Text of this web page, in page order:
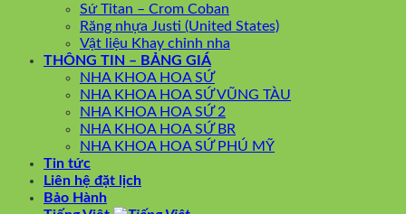
Sứ Titan – Crom Coban
Răng nhựa Justi (United States)
Vật liệu Khay chỉnh nha
THÔNG TIN – BẢNG GIÁ
NHA KHOA HOA SỨ
NHA KHOA HOA SỨ VŨNG TÀU
NHA KHOA HOA SỨ 2
NHA KHOA HOA SỨ BR
NHA KHOA HOA SỨ PHÚ MỸ
Tin tức
Liên hệ đặt lịch
Bảo Hành